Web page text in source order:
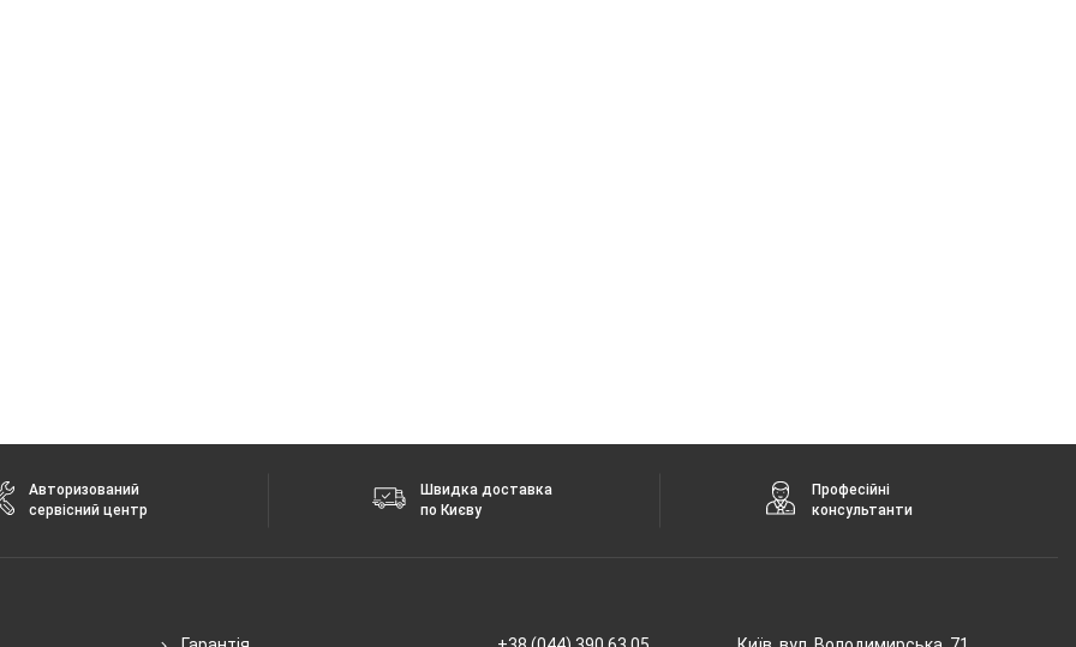
повідомлення.
Авторизований
сервісний центр
Швидка доставка
по Києву
Професійні
консультанти